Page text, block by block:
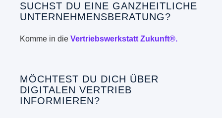
SUCHST DU EINE GANZHEITLICHE
UNTERNEHMENSBERATUNG?
Komme in dieVertriebswerkstatt Zukunft®.
MÖCHTEST DU DICH ÜBER
DIGITALEN VERTRIEB
INFORMIEREN?